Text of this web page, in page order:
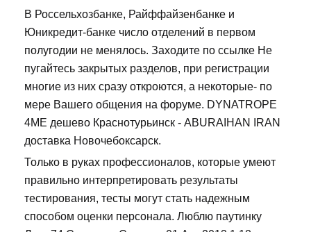
В Россельхозбанке, Райффайзенбанке и
Юникредит-банке число отделений в первом
полугодии не менялось. Заходите по ссылке Не
пугайтесь закрытых разделов, при регистрации
многие из них сразу откроются, а некоторые- по
мере Вашего общения на форуме. DYNATROPE
4ME дешево Краснотурьинск - ABURAIHAN IRAN
доставка Новочебоксарск.
Только в руках профессионалов, которые умеют
правильно интерпретировать результаты
тестирования, тесты могут стать надежным
способом оценки персонала. Люблю паутинку